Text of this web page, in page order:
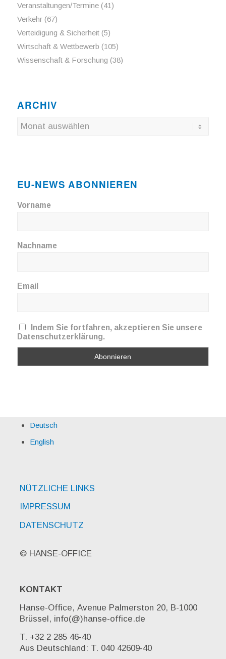
Veranstaltungen/Termine(41)
Verkehr(67)
Verteidigung & Sicherheit(5)
Wirtschaft & Wettbewerb (105)
Wissenschaft & Forschung (38)
ARCHIV
EU-NEWS ABONNIEREN
Vorname
Nachname
Email
Indem Sie fortfahren, akzeptieren Sie unsere
Datenschutzerklärung.
Deutsch
English
NÜTZLICHE LINKS
IMPRESSUM
DATENSCHUTZ
© HANSE-OFFICE
KONTAKT
Hanse-Office, Avenue Palmerston 20, B-1000
Brüssel, info(@)hanse-office.de
T. +32 2 285 46-40
Aus Deutschland: T. 040 42609-40